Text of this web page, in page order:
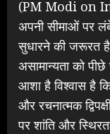
(PM Modi on
अपनी सीमाओं पर
सुधारने की जरूरत है,
असामान्यता को
आशा है विश्वास है
और रचनात्मक
पर शांति और